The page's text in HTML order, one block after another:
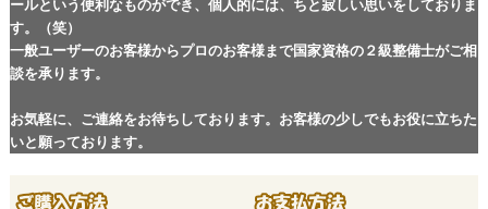
ールという便利なものができ、個人的には、ちと寂しい思いをしておりま
す。（笑）
一般ユーザーのお客様からプロのお客様まで国家資格の２級整備士がご相
談を承ります。
お気軽に、ご連絡をお待ちしております。お客様の少しでもお役に立ちた
いと願っております。